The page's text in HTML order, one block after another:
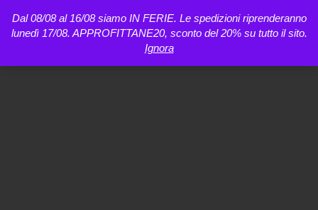
Dal 08/08 al 16/08 siamo IN FERIE. Le spedizioni riprenderanno
lunedì 17/08. APPROFITTANE20, sconto del 20% su tutto il sito.
Ignora